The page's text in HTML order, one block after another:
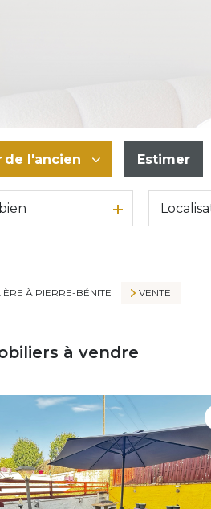
de l'ancien Estimer
À PIERRE-BÉNITE VENTE
à vendre